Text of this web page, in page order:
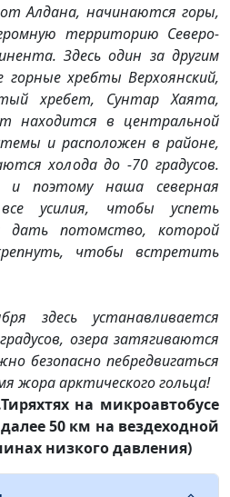
Алдана, начинаются горы,
территорию Северо-
Здесь один за другим
горные хребты Верхоянский,
хребет, Сунтар Хаята,
находится в центральной
и расположен в районе,
холода до -70 градусов.
и поэтому наша северная
усилия, чтобы успеть
дать потомство, которой
чтобы встретить
здесь устанавливается
озера затягиваются
безопасно пе6редвигаться
жора арктического гольца!
на микроавтобусе
50 км на вездеходной
низкого давления)